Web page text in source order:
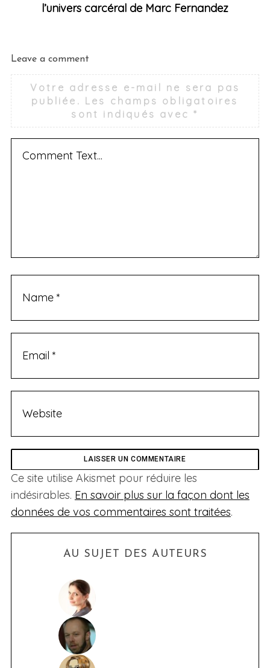
l’univers carcéral de Marc Fernandez
Leave a comment
Votre adresse e-mail ne sera pas
publiée. Les champs obligatoires
sont indiqués avec*
Ce site utilise Akismet pour réduire les
indésirables. En savoir plus sur la façon dont les
données de vos commentaires sont traitées.
AU SUJET DES AUTEURS